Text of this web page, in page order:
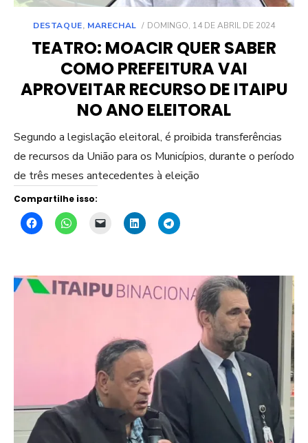
DESTAQUE, MARECHAL
POSTED
DOMINGO, 14 DE ABRIL DE 2024
TEATRO: MOACIR QUER SABER
COMO PREFEITURA VAI
APROVEITAR RECURSO DE ITAIPU
NO ANO ELEITORAL
Segundo a legislação eleitoral, é proibida transferências
de recursos da União para os Municípios, durante o período
de três meses antecedentes à eleição
Compartilhe isso: